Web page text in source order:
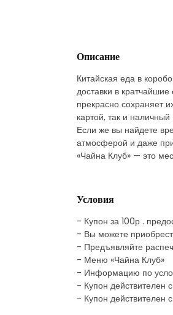
Описание
Китайская еда в
доставки в
прекрасно сохраняет
картой, так и наличный
Если же вы найдете
атмосферой и даже
«Чайна Клуб» — это
Условия
- Купон за 100р .
- Вы можете
- Предъявляйте
- Меню «Чайна Клуб»
- Информацию по
- Купон действителен
- Купон действителен